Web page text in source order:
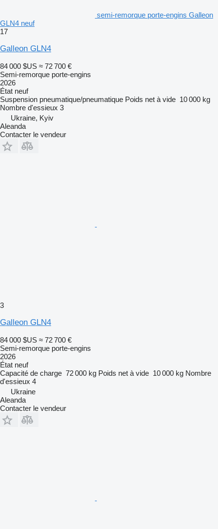
semi-remorque porte-engins Galleon
GLN4 neuf
17
Galleon GLN4
84 000 $US ≈ 72 700 €
Semi-remorque porte-engins
2026
État neuf
Suspension pneumatique/pneumatique Poids net à vide 10 000 kg
Nombre d'essieux 3
Ukraine, Kyiv
Aleanda
Contacter le vendeur
3
Galleon GLN4
84 000 $US ≈ 72 700 €
Semi-remorque porte-engins
2026
État neuf
Capacité de charge 72 000 kg Poids net à vide 10 000 kg Nombre
d'essieux 4
Ukraine
Aleanda
Contacter le vendeur